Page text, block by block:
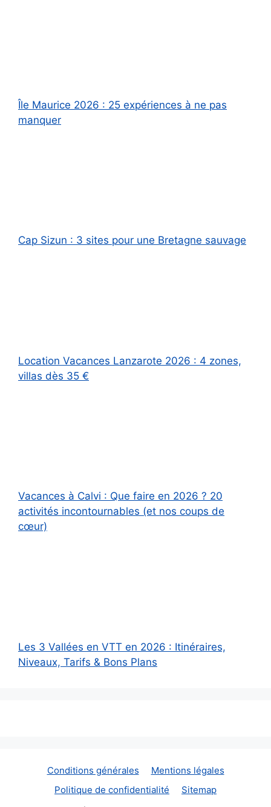
Île Maurice 2026 : 25 expériences à ne pas
manquer
Cap Sizun : 3 sites pour une Bretagne sauvage
Location Vacances Lanzarote 2026 : 4 zones,
villas dès 35 €
Vacances à Calvi : Que faire en 2026 ? 20
activités incontournables (et nos coups de
cœur)
Les 3 Vallées en VTT en 2026 : Itinéraires,
Niveaux, Tarifs & Bons Plans
Conditions générales
Mentions légales
Politique de confidentialité
Sitemap